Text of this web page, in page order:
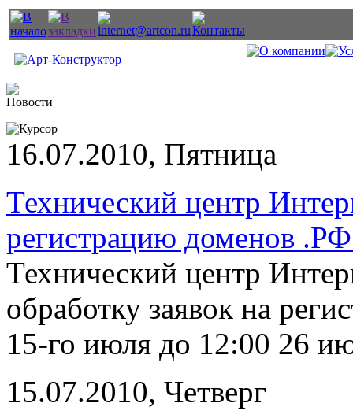
16.07.2010, Пятница
Технический центр
регистрацию доменов
Технический центр
обработку заявок на
15-го июля до 12:00 26
15.07.2010, Четверг